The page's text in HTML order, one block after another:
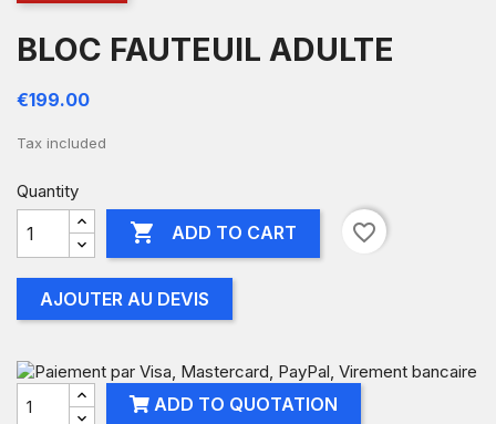
BLOC FAUTEUIL ADULTE
€199.00
Tax included
Quantity
 ADD TO CART favorite_border
AJOUTER AU DEVIS
ADD TO QUOTATION